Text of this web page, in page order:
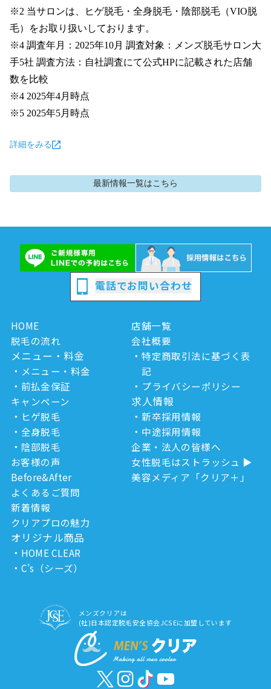
※2 当サロンは、ヒゲ脱毛・全身脱毛・陰部脱毛（VIO脱
毛）をお取り扱いしております。
※4 調査年月：2025年10月 調査対象：メンズ脱毛サロン大
手5社 調査方法：自社調査にて公式HPに記載された店舗
数を比較
※4 2025年4月時点
※5 2025年5月時点
詳細をみる
最新情報一覧はこちら
電話でお問い合わせ
HOME
脱毛の流れ
メニュー・料金
メニュー・料金
前払金保証
キャンペーン
ヒゲ脱毛
全身脱毛
陰部脱毛
お客様の声
Before&After
よくあるご質問
新着情報
クリアプロの魅力
オリジナル商品
HOME CLEAR
C’s（シーズ）
店舗一覧
会社概要
特定商取引法に基づく表
記
プライバシーポリシー
求人情報
新卒採用情報
中途採用情報
企業・法人の皆様へ
女性脱毛はストラッシュ
美容メディア「クリア＋」
メンズクリアは
(社)日本認定脱毛安全協会JCSEに加盟しています